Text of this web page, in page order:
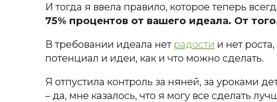
И тогда я ввела правило, которое теперь
75% процентов от вашего идеала. От
В требовании идеала нет радости и нет
потенциал и идеи, как и что можно сделать.
Я отпустила контроль за няней, за уроками
– да, мне казалось, что я могу все сделать